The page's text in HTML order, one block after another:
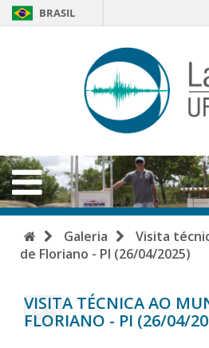
BRASIL
Abrir
Menu
InícioGaleria
Visita
de Floriano - PI (26/04/2025)
VISITA TÉCNICA AO
FLORIANO - PI (26/04/